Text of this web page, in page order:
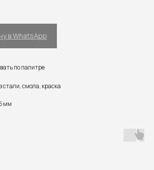
в WhatsApp
по палитре
смола, краска
мм